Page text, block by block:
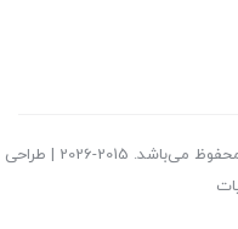
تمامی حقوق مادی و معنوی برای «جانبی تک» محفوظ می‌باشد. 2015-2026 | طراحی